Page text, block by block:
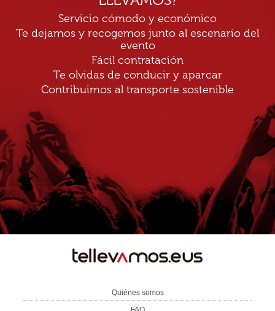
Servicio cómodo y económico
Te dejamos y recogemos junto al escenario del
evento
Fácil contratación
Te olvidas de conducir y aparcar
Contribuimos al transporte sostenible
Quiénes somos